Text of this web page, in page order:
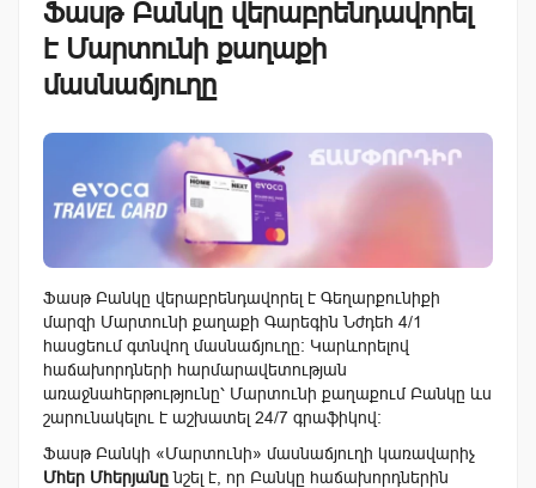
Ֆասթ Բանկը վերաբրենդավորել
է Մարտունի քաղաքի
մասնաճյուղը
Ֆասթ Բանկը վերաբրենդավորել է Գեղարքունիքի
մարզի Մարտունի քաղաքի Գարեգին Նժդեհ 4/1
հասցեում գտնվող մասնաճյուղը: Կարևորելով
հաճախորդների հարմարավետության
առաջնահերթությունը՝ Մարտունի քաղաքում Բանկը ևս
շարունակելու է աշխատել 24/7 գրաֆիկով:
Ֆասթ Բանկի «Մարտունի» մասնաճյուղի կառավարիչ
Մհեր Մհերյանընշել է, որ Բանկը հաճախորդներին